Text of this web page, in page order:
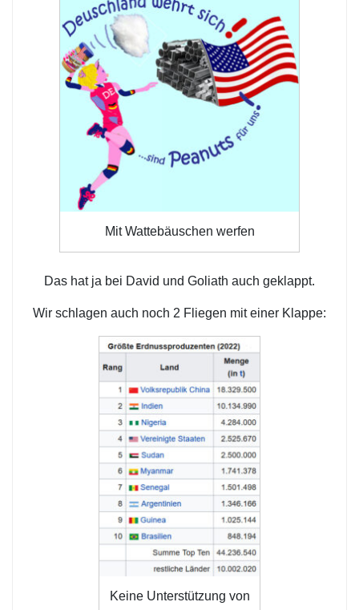
Mit Wattebäuschen werfen
Das hat ja bei David und Goliath auch geklappt.
Wir schlagen auch noch 2 Fliegen mit einer Klappe:
Keine Unterstützung von